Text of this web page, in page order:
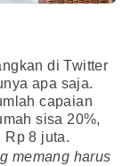
di Twitter
apa saja.
capaian
sisa 20%,
Rp 8 juta.
memang harus